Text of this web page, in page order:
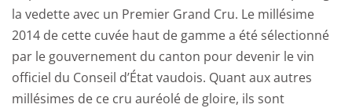
la vedette avec un Premier Grand Cru. Le millésime
2014 de cette cuvée haut de gamme a été sélectionné
par le gouvernement du canton pour devenir le vin
officiel du Conseil d’État vaudois. Quant aux autres
millésimes de ce cru auréolé de gloire, ils sont